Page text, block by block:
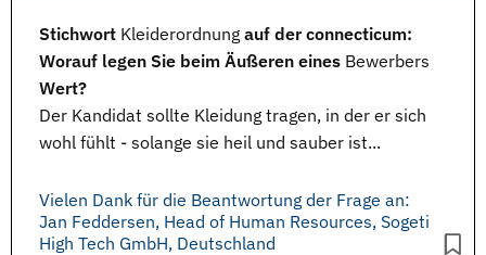
Stichwort Kleiderordnung auf der connecticum:
Worauf legen Sie beim Äußeren eines Bewerbers
Wert?
Der Kandidat sollte Kleidung tragen, in der er sich
wohl fühlt - solange sie heil und sauber ist...
Vielen Dank für die Beantwortung der Frage an:
Jan Feddersen, Head of Human Resources, Sogeti
High Tech GmbH, Deutschland